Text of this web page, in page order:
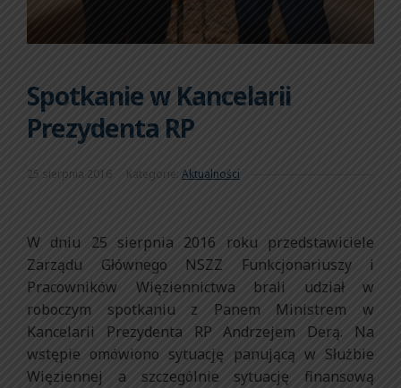
Spotkanie w Kancelarii
Prezydenta RP
25 sierpnia 2016 Kategorie: Aktualności
W dniu 25 sierpnia 2016 roku przedstawiciele
Zarządu Głównego NSZZ Funkcjonariuszy i
Pracowników Więziennictwa brali udział w
roboczym spotkaniu z Panem Ministrem w
Kancelarii Prezydenta RP Andrzejem Derą. Na
wstępie omówiono sytuację panującą w Służbie
Więziennej a szczególnie sytuację finansową